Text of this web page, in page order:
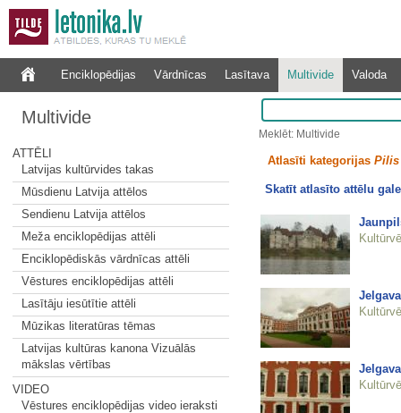
Enciklopēdijas Vārdnīcas Lasītava Multivide Valoda
Multivide
ATTĒLI
Latvijas kultūrvides takas
Mūsdienu Latvija attēlos
Sendienu Latvija attēlos
Meža enciklopēdijas attēli
Enciklopēdiskās vārdnīcas attēli
Vēstures enciklopēdijas attēli
Lasītāju iesūtītie attēli
Mūzikas literatūras tēmas
Latvijas kultūras kanona Vizuālās
mākslas vērtības
VIDEO
Vēstures enciklopēdijas video ieraksti
Meklēt: Multivide
Atlasīti kategorijas Pilis
Skatīt atlasīto attēlu